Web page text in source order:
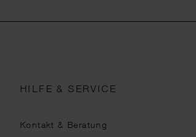
HILFE & SERVICE
Kontakt & Beratung